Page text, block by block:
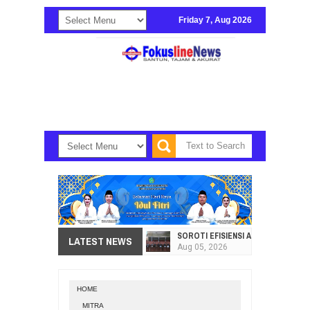
Friday 7, Aug 2026
LATEST NEWS SOROTI EFISIENSI APBD, DPRD
Aug 05, 2026
HOME
MITRA